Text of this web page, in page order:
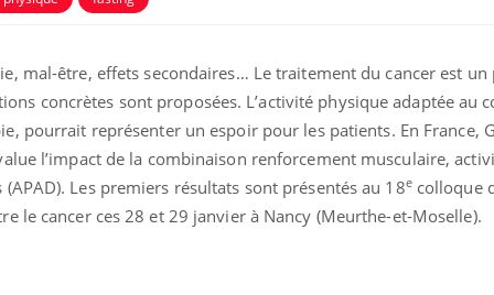
mal-être, effets secondaires… Le traitement du cancer est un
concrètes sont proposées. L’activité physique adaptée au
pourrait représenter un espoir pour les patients. En France,
l’impact de la combinaison renforcement musculaire,
Les premiers résultats sont présentés au 18ecolloque
le cancer ces 28 et 29 janvier à Nancy (Meurthe-et-Moselle).
VIH : la fin du comprimé
tous les jours se profile-t-
elle enfin ?
Pourquoi votre ventre
gâche-t-il les premiers
jours de vos vacances ?
Le
la